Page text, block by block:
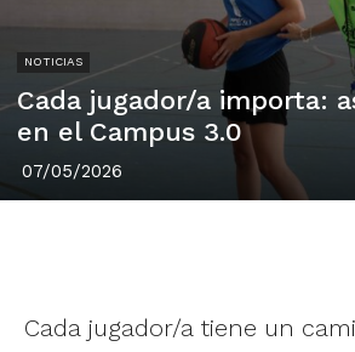
NOTICIAS
Cada jugador/a importa:
en el Campus 3.0
07/05/2026
Cada jugador/a tiene un